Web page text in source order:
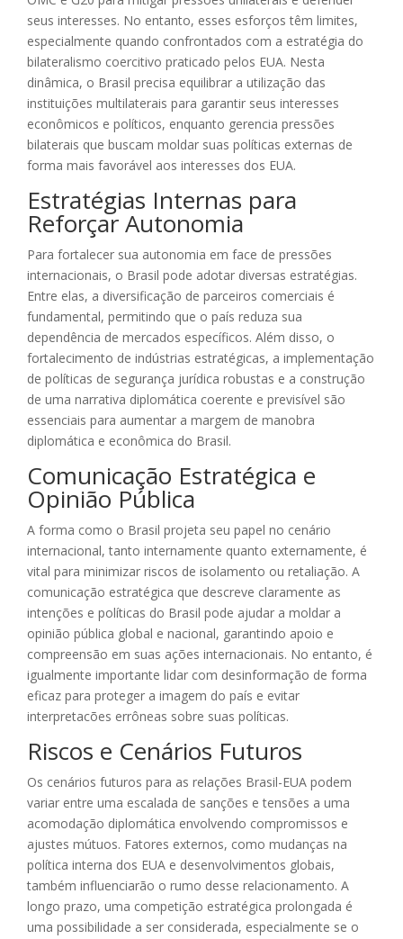
seus interesses. No entanto, esses esforços têm limites,
especialmente quando confrontados com a estratégia do
bilateralismo coercitivo praticado pelos EUA. Nesta
dinâmica, o Brasil precisa equilibrar a utilização das
instituições multilaterais para garantir seus interesses
econômicos e políticos, enquanto gerencia pressões
bilaterais que buscam moldar suas políticas externas de
forma mais favorável aos interesses dos EUA.
Estratégias Internas para
Reforçar Autonomia
Para fortalecer sua autonomia em face de pressões
internacionais, o Brasil pode adotar diversas estratégias.
Entre elas, a diversificação de parceiros comerciais é
fundamental, permitindo que o país reduza sua
dependência de mercados específicos. Além disso, o
fortalecimento de indústrias estratégicas, a implementação
de políticas de segurança jurídica robustas e a construção
de uma narrativa diplomática coerente e previsível são
essenciais para aumentar a margem de manobra
diplomática e econômica do Brasil.
Comunicação Estratégica e
Opinião Pública
A forma como o Brasil projeta seu papel no cenário
internacional, tanto internamente quanto externamente, é
vital para minimizar riscos de isolamento ou retaliação. A
comunicação estratégica que descreve claramente as
intenções e políticas do Brasil pode ajudar a moldar a
opinião pública global e nacional, garantindo apoio e
compreensão em suas ações internacionais. No entanto, é
igualmente importante lidar com desinformação de forma
eficaz para proteger a imagem do país e evitar
interpretacões errôneas sobre suas políticas.
Riscos e Cenários Futuros
Os cenários futuros para as relações Brasil-EUA podem
variar entre uma escalada de sanções e tensões a uma
acomodação diplomática envolvendo compromissos e
ajustes mútuos. Fatores externos, como mudanças na
política interna dos EUA e desenvolvimentos globais,
também influenciarão o rumo desse relacionamento. A
longo prazo, uma competição estratégica prolongada é
uma possibilidade a ser considerada, especialmente se o